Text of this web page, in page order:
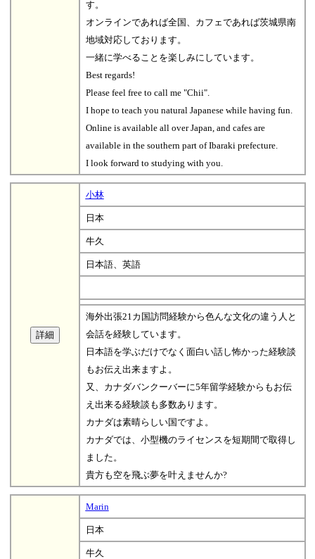
す。
オンラインであれば全国、カフェであれば茨城県南
地域対応しております。
一緒に学べることを楽しみにしています。
Best regards!
Please feel free to call me "Chii".
I hope to teach you natural Japanese while having fun.
Online is available all over Japan, and cafes are
available in the southern part of Ibaraki prefecture.
I look forward to studying with you.
小林
日本
牛久
日本語、英語
海外出張21カ国訪問経験から色んな文化の違う人と
会話を経験しています。
日本語を学ぶだけでなく面白い話し怖かった経験談
もお伝え出来ますよ。
又、カナダバンクーバーに5年留学経験からもお伝
え出来る経験談も多数あります。
カナダは素晴らしい国ですよ。
カナダでは、小型機のライセンスを短期間で取得し
ました。
貴方も空を飛ぶ夢を叶えませんか?
Marin
日本
牛久